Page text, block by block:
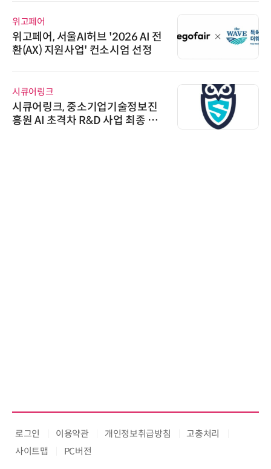
위고페어
위고페어, 서울AI허브 '2026 AI 전
환(AX) 지원사업' 컨소시엄 선정
시큐어링크
시큐어링크, 중소기업기술정보진
흥원 AI 초격차 R&D 사업 최종 선
로그인 이용약관 개인정보취급방침
고충처리
사이트맵
PC버전